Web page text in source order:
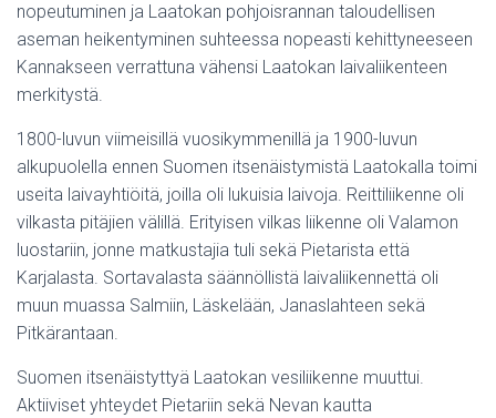
nopeutuminen ja Laatokan pohjoisrannan taloudellisen
aseman heikentyminen suhteessa nopeasti kehittyneeseen
Kannakseen verrattuna vähensi Laatokan laivaliikenteen
merkitystä.
1800-luvun viimeisillä vuosikymmenillä ja 1900-luvun
alkupuolella ennen Suomen itsenäistymistä Laatokalla toimi
useita laivayhtiöitä, joilla oli lukuisia laivoja. Reittiliikenne oli
vilkasta pitäjien välillä. Erityisen vilkas liikenne oli Valamon
luostariin, jonne matkustajia tuli sekä Pietarista että
Karjalasta. Sortavalasta säännöllistä laivaliikennettä oli
muun muassa Salmiin, Läskelään, Janaslahteen sekä
Pitkärantaan.
Suomen itsenäistyttyä Laatokan vesiliikenne muuttui.
Aktiiviset yhteydet Pietariin sekä Nevan kautta